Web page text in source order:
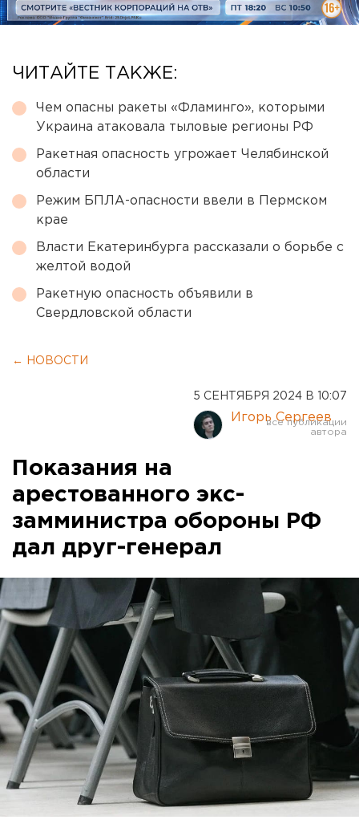
ЧИТАЙТЕ ТАКЖЕ:
Чем опасны ракеты «Фламинго», которыми
Украина атаковала тыловые регионы РФ
Ракетная опасность угрожает Челябинской
области
Режим БПЛА-опасности ввели в Пермском
крае
Власти Екатеринбурга рассказали о борьбе с
желтой водой
Ракетную опасность объявили в
Свердловской области
← НОВОСТИ
5 СЕНТЯБРЯ 2024 В 10:07
Игорь Сергеев
Показания на
арестованного экс-
замминистра обороны РФ
дал друг-генерал